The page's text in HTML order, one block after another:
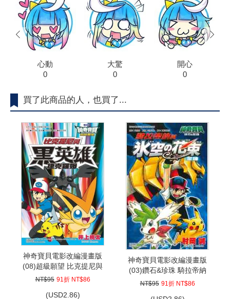
心動
0
大驚
0
開心
0
prev next
買了此商品的人，也買了...
神奇寶貝電影改編漫畫版
(08)超級願望 比克提尼與
黑英雄 捷克羅姆
NT$95 91折 NT$86
(USD2.86)
神奇寶貝電影改編漫畫版
(03)鑽石&珍珠 騎拉帝納
與冰空の花束潔咪
NT$95 91折 NT$86